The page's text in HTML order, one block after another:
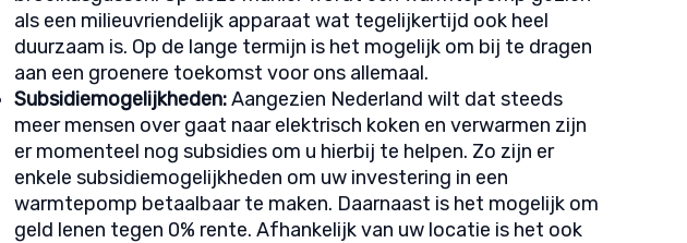
als een milieuvriendelijk apparaat wat tegelijkertijd ook heel
duurzaam is. Op de lange termijn is het mogelijk om bij te dragen
aan een groenere toekomst voor ons allemaal.
Subsidiemogelijkheden:Aangezien Nederland wilt dat steeds
meer mensen over gaat naar elektrisch koken en verwarmen zijn
er momenteel nog subsidies om u hierbij te helpen. Zo zijn er
enkele subsidiemogelijkheden om uw investering in een
warmtepomp betaalbaar te maken. Daarnaast is het mogelijk om
geld lenen tegen 0% rente. Afhankelijk van uw locatie is het ook